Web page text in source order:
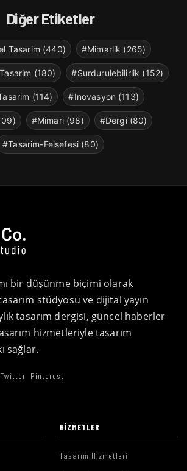
Diğer Etiketler
Tasarim (440) #Mimarlik (265)
(180) #Surdurulebilirlik (152)
(114) #Inovasyon (113)
#Mimari (98) #Dergi (80)
#Tasarim-Felsefesi (80)
bir düşünme biçimi olarak
stüdyosu ve dijital yayın
tasarım dergisi, güncel haberler
hizmetleriyle tasarım
sağlar.
Twitter Pinterest
HIZMETLER
Tasarım Hizmetleri